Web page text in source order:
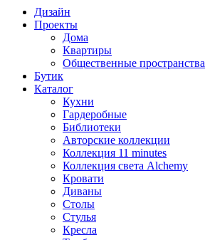
Дизайн
Проекты
Дома
Квартиры
Общественные пространства
Бутик
Каталог
Кухни
Гардеробные
Библиотеки
Авторские коллекции
Коллекция 11 minutes
Коллекция света Alchemy
Кровати
Диваны
Столы
Стулья
Кресла